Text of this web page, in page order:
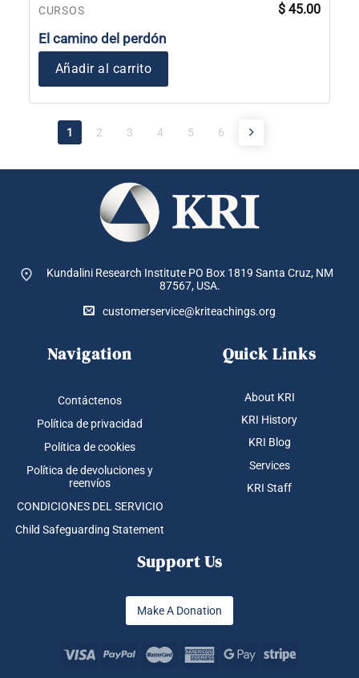
CURSOS
El camino del perdón
$ 45.00
Añadir al carrito
1 2 3 4 5 6
Kundalini Research Institute PO Box 1819 Santa Cruz, NM
87567, USA.
customerservice@kriteachings.org
Navigation
Contáctenos
Política de privacidad
Política de cookies
Política de devoluciones y
reenvíos
CONDICIONES DEL SERVICIO
Child Safeguarding Statement
Quick Links
About KRI
KRI History
KRI Blog
Services
KRI Staff
Support Us
Make A Donation